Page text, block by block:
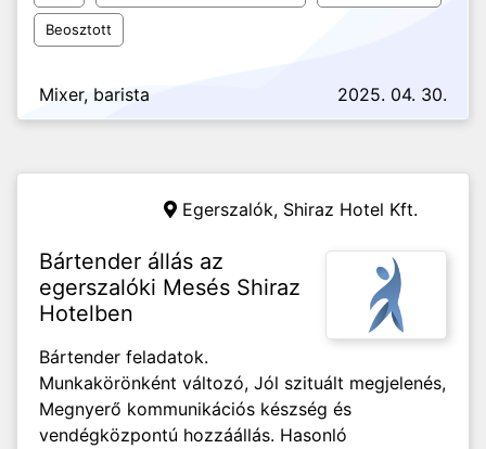
Beosztott
Mixer, barista 2025. 04. 30.
Egerszalók, Shiraz Hotel Kft.
Bártender állás az
egerszalóki Mesés Shiraz
Hotelben
Bártender feladatok.
Munkakörönként változó, Jól szituált megjelenés,
Megnyerő kommunikációs készség és
vendégközpontú hozzáállás. Hasonló